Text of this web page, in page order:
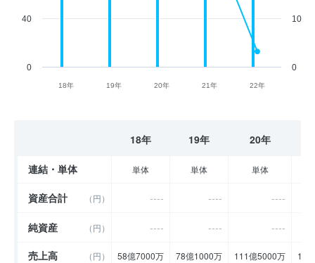
18年 19年 20年 21年 22年
0
40
0
10
18年 19年 20年
連結・単体 単体 単体 単体
資産合計 （円） ---- ---- ----
純資産 （円） ---- ----
----
売上高
（円） 58億7000万 78億1000万 111億5000万 142